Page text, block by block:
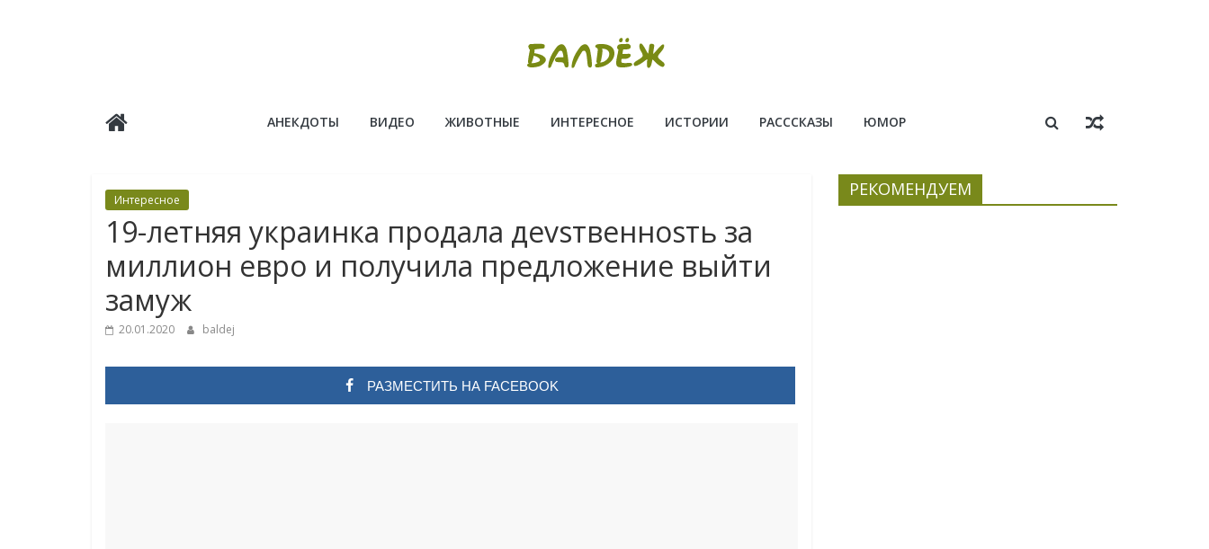
Балдёж АНЕКДОТЫ ВИДЕО ЖИВОТНЫЕ ИНТЕРЕСНОЕ ИСТОРИИ РАСССКАЗЫ ЮМОР
Интересное
19-летняя украинка продала деvsтвенноsть за
миллион евро и получила предложение выйти
замуж
20.01.2020 baldej
РАЗМЕСТИТЬ НА FACEBOOK
РЕКОМЕНДУЕМ